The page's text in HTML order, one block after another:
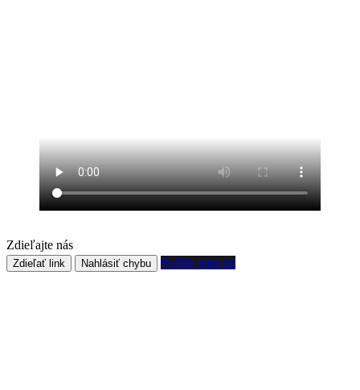
Zdieľajte nás
Zdieľať link Nahlásiť chybu Pošlite nám tip